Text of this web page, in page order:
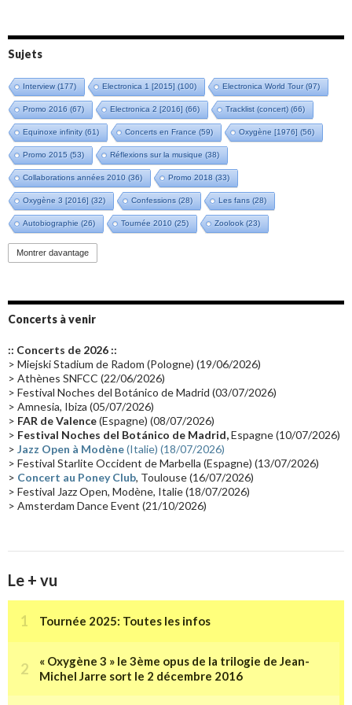
Sujets
Interview(177) Electronica 1 [2015] (100) Electronica World Tour(97)
Promo 2016 (67) Electronica 2 [2016] (66) Tracklist (concert) (66)
Equinoxe infinity(61) Concerts en France (59) Oxygène [1976] (56)
Promo 2015 (53) Réflexions sur la musique (38)
Collaborations années 2010 (36) Promo 2018 (33)
Oxygène 3 [2016] (32) Confessions (28) Les fans (28)
Autobiographie (26) Tournée 2010 (25) Zoolook (23)
Promo 2019(23)
Groupe de Recherche Musicale
Passages radio Vidéo Jarrecast (16) Synthé 80's
Les concerts en Chine(16) Cinéma
Synthé Roland(15) Belgique(15)
(14) Astronomie (14)
Tournée 2025(14) 2024(14) Chine(13)
Montrer davantage
Concerts à venir
:: Concerts de 2026 ::
> Miejski Stadium de Radom (Pologne) (19/06/2026)
> Athènes SNFCC (22/06/2026)
> Festival Noches del Botánico de Madrid (03/07/2026)
> Amnesia, Ibiza (05/07/2026)
> FAR de Valence(Espagne) (08/07/2026)
> Festival Noches del Botánico de Madrid,Espagne (10/07/2026)
> Jazz Open à Modène(Italie) (18/07/2026)
> Festival Starlite Occident de Marbella (Espagne) (13/07/2026)
> Concert au Poney Club, Toulouse (16/07/2026)
> Festival Jazz Open, Modène, Italie (18/07/2026)
> Amsterdam Dance Event (21/10/2026)
Le + vu